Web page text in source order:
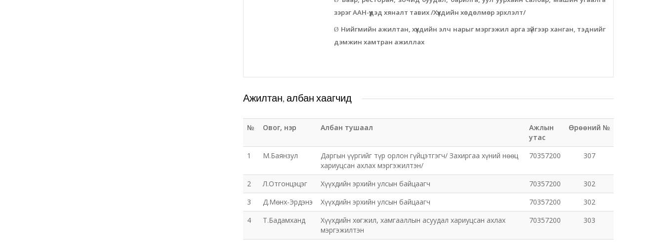
зэрэг ААН-үүдэд хяналт тавих /Хүүхдийн хөдөлмөр эрхлэлт/
Ø Нийгмийн ажилтан, хүүхдийн элч нарыг мэргэжил арга зүйгээр ханган, тэднийг
дэмжин хамтран ажиллах
Ажилтан, албан хаагчид
№ Овог, нэр Албан тушаал
Ажлын
утас
Өрөөний №
1 М.Баянзул
Даргын үүргийг түр орлон гүйцэтгэгч/ Захиргаа хүний нөөц
хариуцсан ахлах мэргэжилтэн/
70357200 307
2 Л.Отгонцэцэг Хүүхдийн эрхийн улсын байцаагч 70357200
302
3
Д.Мөнх-Эрдэнэ Хүүхдийн эрхийн улсын байцаагч 70357200
302
4
Т.Бадамханд
Хүүхдийн хөгжил, хамгааллын асуудал хариуцсан ахлах
мэргэжилтэн
70357200 303